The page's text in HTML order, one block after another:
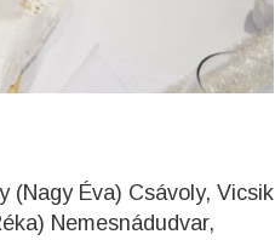
(Nagy Éva) Csávoly, Vicsik
Nemesnádudvar,